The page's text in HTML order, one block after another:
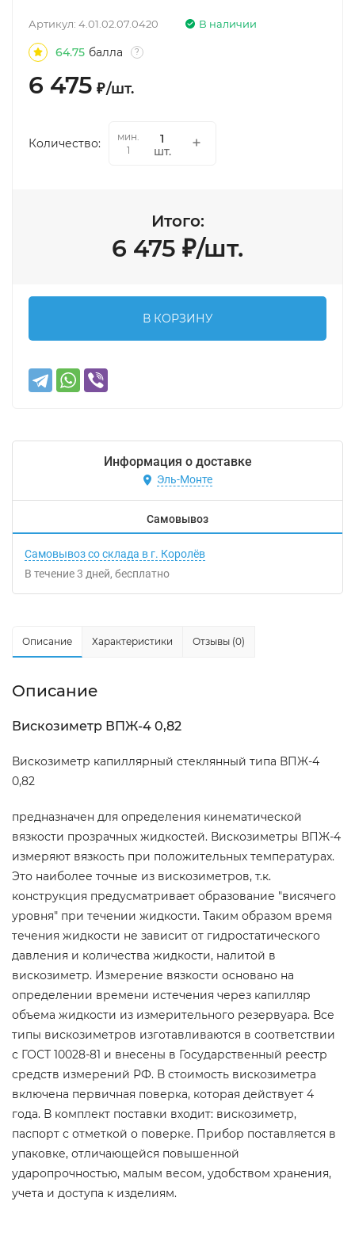
В наличии
Артикул: 4.01.02.07.0420
64.75 балла ?
6 475 ₽/шт.
Количество:
мин.
1
шт.
Итого:
6 475 ₽/шт.
В КОРЗИНУ
Информация о доставке
Эль-Монте
Самовывоз
Самовывоз со склада в г. Королёв
В течение3 дней Бесплатно
Описание Характеристики Отзывы (0)
Описание
Вискозиметр ВПЖ-4 0,82
Вискозиметр капиллярный стеклянный типа ВПЖ-4
0,82
предназначен для определения кинематической
вязкости прозрачных жидкостей. Вискозиметры ВПЖ-4
измеряют вязкость при положительных температурах.
Это наиболее точные из вискозиметров, т.к.
конструкция предусматривает образование "висячего
уровня" при течении жидкости. Таким образом время
течения жидкости не зависит от гидростатического
давления и количества жидкости, налитой в
вискозиметр. Измерение вязкости основано на
определении времени истечения через капилляр
объема жидкости из измерительного резервуара. Все
типы вискозиметров изготавливаются в соответствии
с ГОСТ 10028-81 и внесены в Государственный реестр
средств измерений РФ. В стоимость вискозиметра
включена первичная поверка, которая действует 4
года. В комплект поставки входит: вискозиметр,
паспорт с отметкой о поверке. Прибор поставляется в
упаковке, отличающейся повышенной
ударопрочностью, малым весом, удобством хранения,
учета и доступа к изделиям.